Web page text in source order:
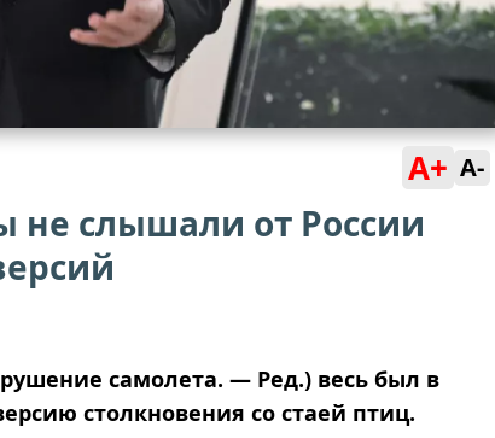
A+ A-
слышали от России
самолета. — Ред.) весь был в
столкновения со стаей птиц.